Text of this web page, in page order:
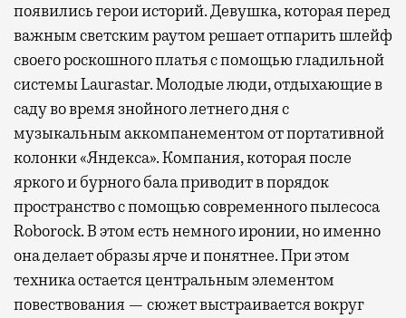
появились герои историй. Девушка, которая перед
важным светским раутом решает отпарить шлейф
своего роскошного платья с помощью гладильной
системы Laurastar. Молодые люди, отдыхающие в
саду во время знойного летнего дня с
музыкальным аккомпанементом от портативной
колонки «Яндекса». Компания, которая после
яркого и бурного бала приводит в порядок
пространство с помощью современного пылесоса
Roborock. В этом есть немного иронии, но именно
она делает образы ярче и понятнее. При этом
техника остается центральным элементом
повествования — сюжет выстраивается вокруг